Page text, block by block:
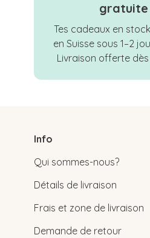
gratuite
Tes cadeaux en
en Suisse sous 1–2
Livraison offerte dès
Info
Qui sommes-nous?
Détails de livraison
Frais et zone de livraison
Demande de retour